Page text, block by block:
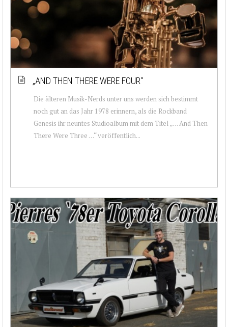
„AND THEN THERE WERE FOUR“
Die älteren Musik-Nerds unter uns werden sich bestimmt
noch gut an das Jahr 1978 erinnern, als die Rockband
Genesis ihr neuntes Studioalbum mit dem Titel „… And Then
There Were Three …“ veröffentlich...